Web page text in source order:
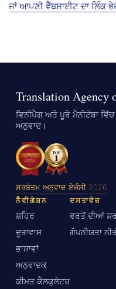
ਜਾਂ ਆਪਣੀ ਵੈੱਬਸਾਈਟ ਦਾ ਲਿੰਕ
Translation Agency
ਵਿਨੀਪੈਗ ਅਤੇ ਪੂਰੇ ਮੈਨੀਟੋਬਾ
ਅਨੁਵਾਦ।
ਸਰਬੋਤਮ ਅਨੁਵਾਦ ਏਜੰਸੀ 2026
ਨੈਵੀਗੇਸ਼ਨ
ਸ਼ਹਿਰ
ਦੂਤਾਵਾਸ
ਭਾਸ਼ਾਵਾਂ
ਅਨੁਵਾਦਕ
ਕੀਮਤ ਕੈਲਕੁਲੇਟਰ
ਦਸਤਾਵੇਜ਼
ਵਰਤੋਂ ਦੀਆਂ
ਗੋਪਨੀਯਤਾ